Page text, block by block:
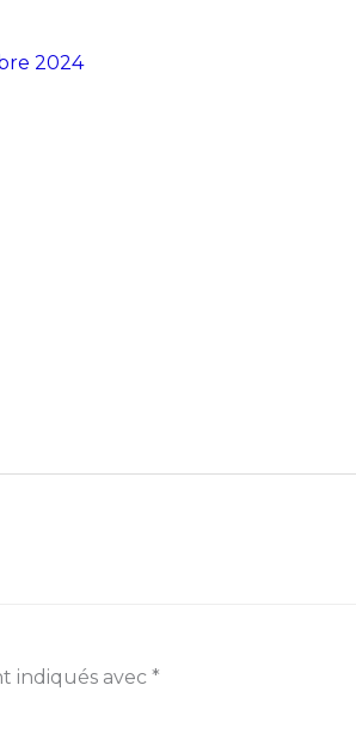
2024
indiqués avec *